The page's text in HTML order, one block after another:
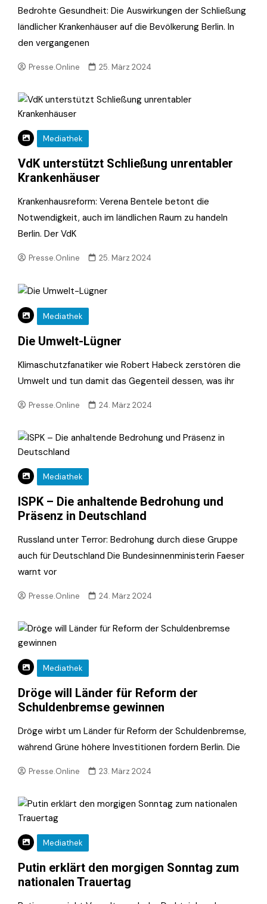
Bedrohte Gesundheit: Die Auswirkungen der Schließung
ländlicher Krankenhäuser auf die Bevölkerung Berlin. In
den vergangenen
Presse.Online 25. März 2024
Mediathek
VdK unterstützt Schließung unrentabler
Krankenhäuser
Krankenhausreform: Verena Bentele betont die
Notwendigkeit, auch im ländlichen Raum zu handeln
Berlin. Der VdK
Presse.Online 25. März 2024
Mediathek
Die Umwelt-Lügner
Klimaschutzfanatiker wie Robert Habeck zerstören die
Umwelt und tun damit das Gegenteil dessen, was ihr
Presse.Online 24. März 2024
Mediathek
ISPK – Die anhaltende Bedrohung und
Präsenz in Deutschland
Russland unter Terror: Bedrohung durch diese Gruppe
auch für Deutschland Die Bundesinnenministerin Faeser
warnt vor
Presse.Online 24. März 2024
Mediathek
Dröge will Länder für Reform der
Schuldenbremse gewinnen
Dröge wirbt um Länder für Reform der Schuldenbremse,
während Grüne höhere Investitionen fordern Berlin. Die
Presse.Online 23. März 2024
Mediathek
Putin erklärt den morgigen Sonntag zum
nationalen Trauertag